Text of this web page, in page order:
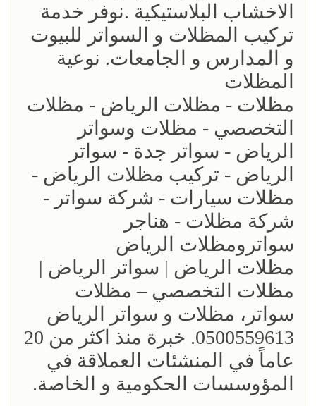
الاخشاب البلاستيكية .نوفر خدمة
تركيب المظلات و السواتر للبيوت
و المدارس و الجامعات. نوعية
المظلات
مظلات - مظلات الرياض - مظلات
التخصصي - مظلات وسواتر
الرياض - سواتر جدة - سواتر
الرياض - تركيب مظلات الرياض -
مظلات سيارات - شركة سواتر -
شركة مظلات - هناجر
سواترومظلات الرياض
مظلات الرياض | سواتر الرياض |
مظلات التخصصي – مظلات
سواتر، مظلات و سواتر الرياض
0500559613. خبرة منذ اكثر من 20
عاماً في المنشئات العملاقة في
المؤوسسات الحكومية و الخاصة.